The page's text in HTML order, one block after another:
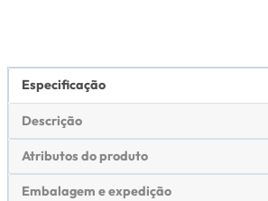
Especificação
Descrição
Atributos do produto
Embalagem e expedição